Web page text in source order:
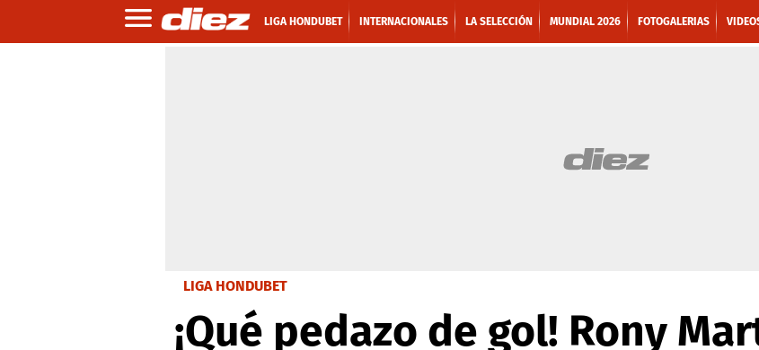
LIGA HONDUBET INTERNACIONALES LA SELECCIÓN MUNDIAL 2026 FOTOGALERIAS
LIGA HONDUBET
¡Qué pedazo de gol! Rony